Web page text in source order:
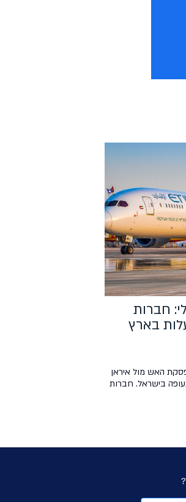
חברות
בארץ
האש מול איראן
בישראל. חברות